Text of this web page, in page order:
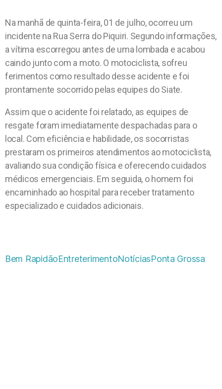
Na manhã de quinta-feira, 01 de julho, ocorreu um
incidente na Rua Serra do Piquiri. Segundo informações,
a vítima escorregou antes de uma lombada e acabou
caindo junto com a moto. O motociclista, sofreu
ferimentos como resultado desse acidente e foi
prontamente socorrido pelas equipes do Siate.
Assim que o acidente foi relatado, as equipes de
resgate foram imediatamente despachadas para o
local. Com eficiência e habilidade, os socorristas
prestaram os primeiros atendimentos ao motociclista,
avaliando sua condição física e oferecendo cuidados
médicos emergenciais. Em seguida, o homem foi
encaminhado ao hospital para receber tratamento
especializado e cuidados adicionais.
Bem RapidãoEntreterimentoNotíciasPonta Grossa